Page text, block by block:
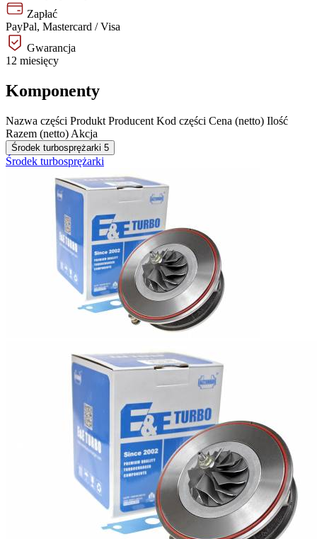
Zapłać
PayPal, Mastercard / Visa
Gwarancja
12 miesięcy
Komponenty
Nazwa części Produkt Producent Kod części Cena (netto) Ilość
Razem (netto) Akcja
Środek turbosprężarki 5
Środek turbosprężarki